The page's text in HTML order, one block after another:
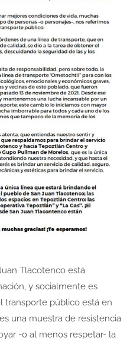
Tlacotenco está
y socialmente es
transporte público está en
una muestra de resistencia
-o al menos respetar- la